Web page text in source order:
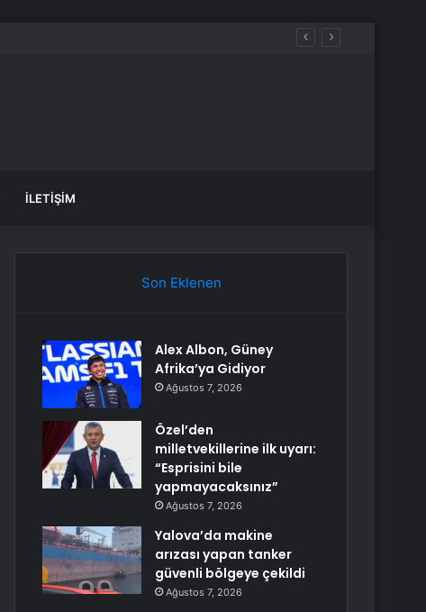
İLETIŞIM
Son Eklenen
Alex Albon, Güney
Afrika’ya Gidiyor
Ağustos 7, 2026
Özel’den
milletvekillerine ilk uyarı:
“Esprisini bile
yapmayacaksınız”
Ağustos 7, 2026
Yalova’da makine
arızası yapan tanker
güvenli bölgeye çekildi
Ağustos 7, 2026